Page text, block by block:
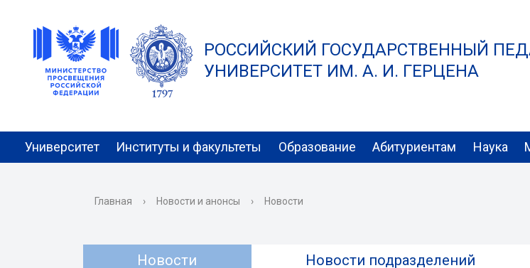
РОССИЙСКИЙ ГОСУДАРСТВЕННЫЙ
УНИВЕРСИТЕТ ИМ. А. И. ГЕРЦЕНА
Университет Институты и факультеты Образование Абитуриентам Наука
Главная › Новости и анонсы › Новости
Новости Новости подразделений